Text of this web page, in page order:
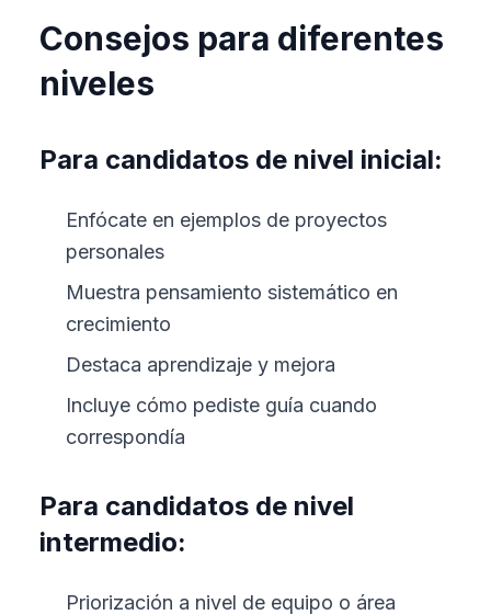
Consejos para diferentes
niveles
Para candidatos de nivel inicial:
Enfócate en ejemplos de proyectos
personales
Muestra pensamiento sistemático en
crecimiento
Destaca aprendizaje y mejora
Incluye cómo pediste guía cuando
correspondía
Para candidatos de nivel
intermedio:
Priorización a nivel de equipo o área